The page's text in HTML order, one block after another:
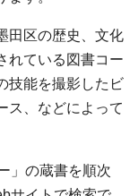
田区の歴史、文化
れている図書コー
技能を撮影したビ
ス、などによって
」の蔵書を順次